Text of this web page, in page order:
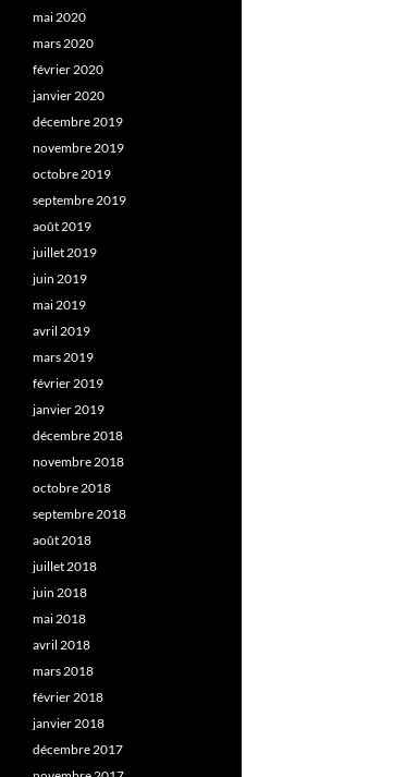
mai 2020
mars 2020
février 2020
janvier 2020
décembre 2019
novembre 2019
octobre 2019
septembre 2019
août 2019
juillet 2019
juin 2019
mai 2019
avril 2019
mars 2019
février 2019
janvier 2019
décembre 2018
novembre 2018
octobre 2018
septembre 2018
août 2018
juillet 2018
juin 2018
mai 2018
avril 2018
mars 2018
février 2018
janvier 2018
décembre 2017